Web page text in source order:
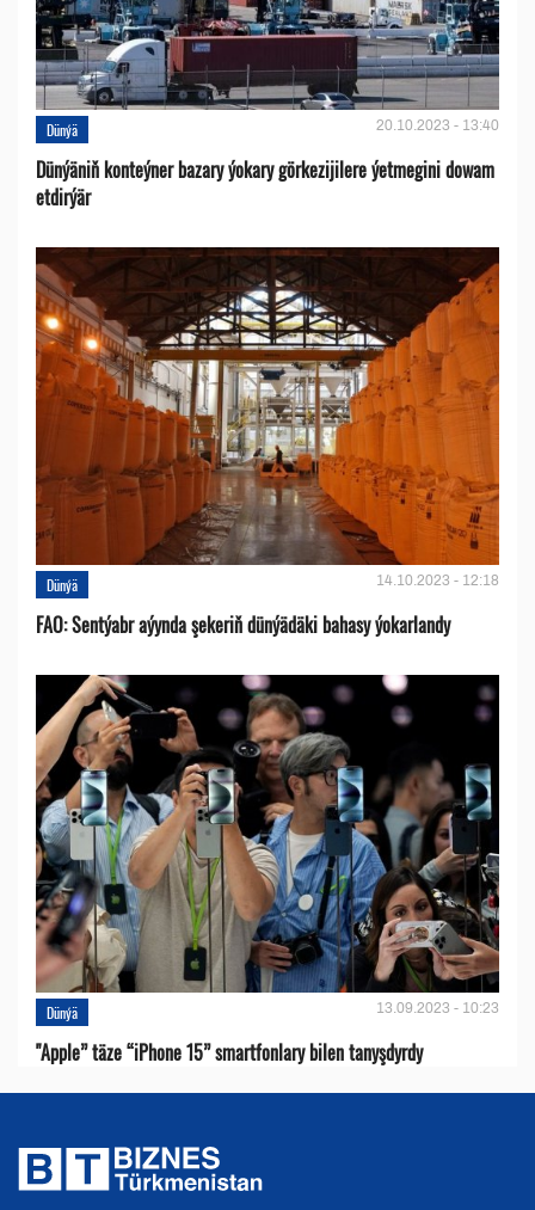
Dünýä 20.10.2023 - 13:40
Dünýäniň konteýner bazary ýokary görkezijilere ýetmegini dowam
etdirýär
Dünýä 14.10.2023 - 12:18
FAO: Sentýabr aýynda şekeriň dünýädäki bahasy ýokarlandy
Dünýä 13.09.2023 - 10:23
"Apple” täze “iPhone 15” smartfonlary bilen tanyşdyrdy